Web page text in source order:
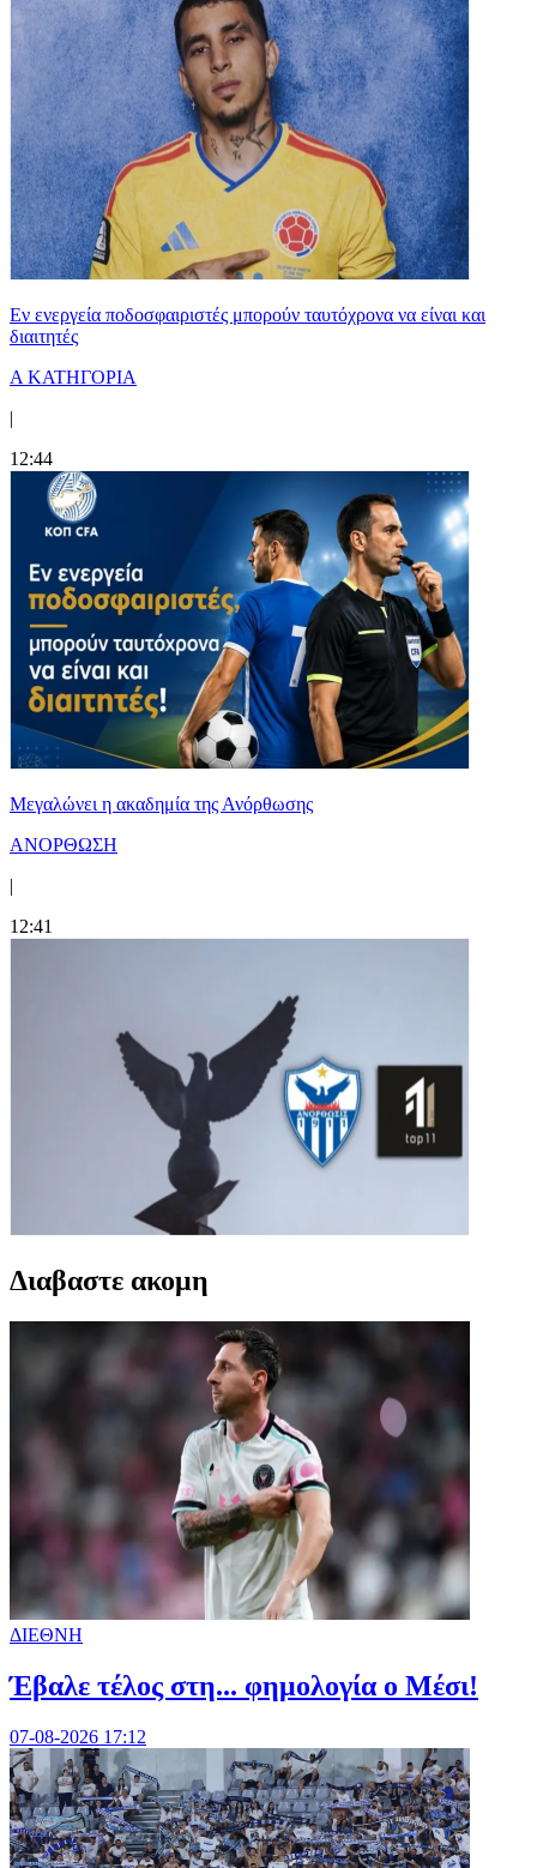
Εν ενεργεία ποδοσφαιριστές μπορούν ταυτόχρονα να είναι και
διαιτητές
Α ΚΑΤΗΓΟΡΙΑ
|
12:44
Μεγαλώνει η ακαδημία της Ανόρθωσης
ΑΝΟΡΘΩΣΗ
|
12:41
Διαβαστε ακομη
ΔΙΕΘΝΗ
Έβαλε τέλος στη... φημολογία o Μέσι!
07-08-2026 17:12